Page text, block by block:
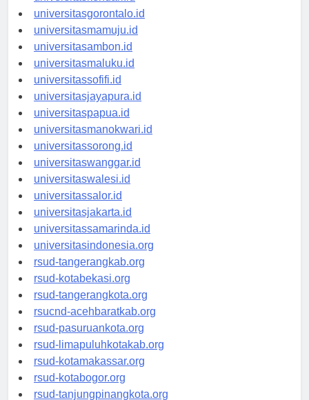
universitaskendari.id
universitasgorontalo.id
universitasmamuju.id
universitasambon.id
universitasmaluku.id
universitassofifi.id
universitasjayapura.id
universitaspapua.id
universitasmanokwari.id
universitassorong.id
universitaswanggar.id
universitaswalesi.id
universitassalor.id
universitasjakarta.id
universitassamarinda.id
universitasindonesia.org
rsud-tangerangkab.org
rsud-kotabekasi.org
rsud-tangerangkota.org
rsucnd-acehbaratkab.org
rsud-pasuruankota.org
rsud-limapuluhkotakab.org
rsud-kotamakassar.org
rsud-kotabogor.org